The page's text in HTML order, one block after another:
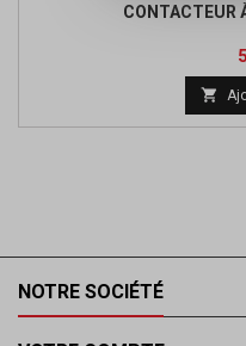
CONTACTEUR

NOTRE SOCIÉTÉ